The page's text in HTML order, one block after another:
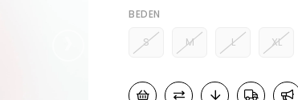
BEDEN
S M L XL